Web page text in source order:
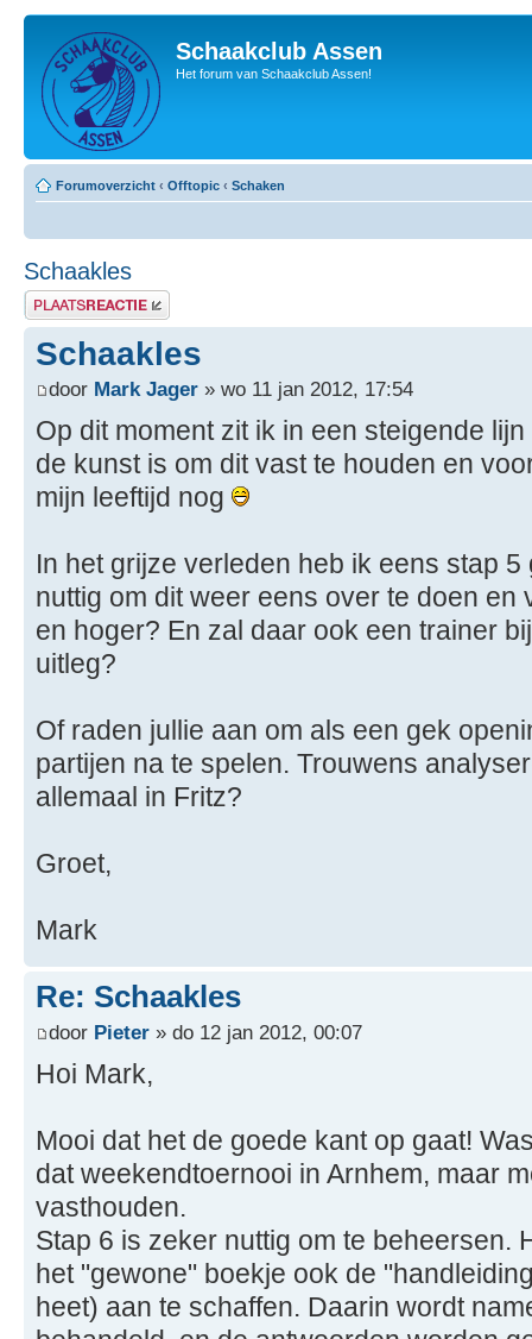
Schaakclub Assen
Het forum van Schaakclub Assen!
Forumoverzicht ‹ Offtopic ‹ Schaken
Schaakles
Plaats een reactie
Schaakles
door Mark Jager » wo 11 jan 2012, 17:54
Op dit moment zit ik in een steigende
de kunst is om dit vast te houden en
mijn leeftijd nog
In het grijze verleden heb ik eens stap
nuttig om dit weer eens over te doen en
en hoger? En zal daar ook een trainer
uitleg?
Of raden jullie aan om als een gek
partijen na te spelen. Trouwens
allemaal in Fritz?
Groet,
Mark
Re: Schaakles
door Pieter » do 12 jan 2012, 00:07
Hoi Mark,
Mooi dat het de goede kant op gaat!
dat weekendtoernooi in Arnhem, maar
vasthouden.
Stap 6 is zeker nuttig om te beheersen.
het "gewone" boekje ook de
heet) aan te schaffen. Daarin wordt